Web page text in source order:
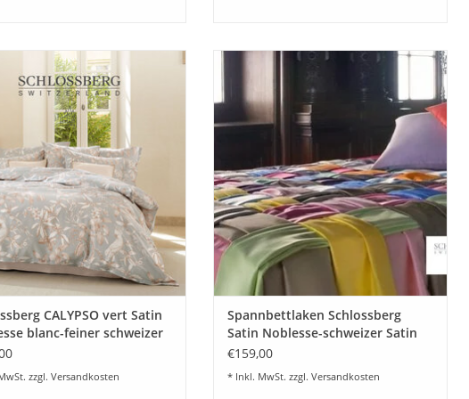
"CALYPSO vert""Satin
Aktuelle Kollektion. Edle Satin
von Hand entworfen aus den
von Schlossberg Switzerland auf
schweizer Satin Noblesse.
schweizer Satin 100% Baumwolle.
Sonderanfertigungen m
WARENKORB HINZUFÜGEN
CALYPSO vert Satin
blanc-feiner schweizer
zzgl. Versandkosten
Hochwertige Satin Noblesse Uni
Satinqualität ist in vielen schönen
Wunschfarben lieferbar. Auch
Sondergrößen / Sondermacharten nach
Kundenwunsch.
ZUM WARENKORB HINZUFÜGEN
Spannbettlaken Schlossberg
Satin Noblesse-schweizer Satin
€159,00
* Inkl. MwSt. zzgl. Versandkosten